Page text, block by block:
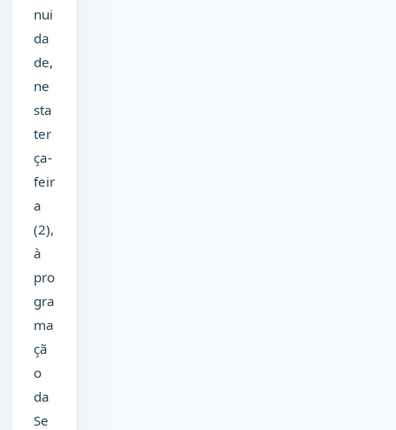
nui
da
de,
ne
sta
ter
ça-
feir
a
(2),
à
pro
gra
ma
çã
o
da
Se